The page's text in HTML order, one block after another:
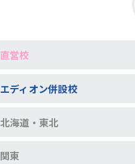
直営校
エディオン併設校
北海道・東北
関東